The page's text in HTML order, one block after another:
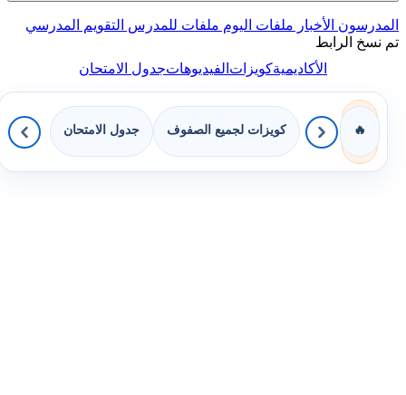
المدرسون الأخبار ملفات اليوم ملفات للمدرس التقويم المدرسي
تم نسخ الرابط
الأكاديميةكويزاتالفيديوهاتجدول الامتحان
🔥 كويزات لجميع الصفوف جدول الامتحان